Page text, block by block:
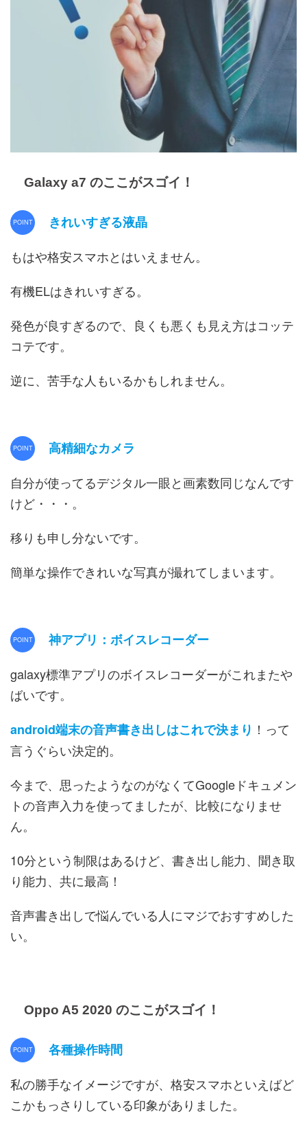
Galaxy a7 のここがスゴイ！
きれいすぎる液晶
もはや格安スマホとはいえません。
有機ELはきれいすぎる。
発色が良すぎるので、良くも悪くも見え方はコッテ
コテです。
逆に、苦手な人もいるかもしれません。
高精細なカメラ
自分が使ってるデジタル一眼と画素数同じなんです
けど・・・。
移りも申し分ないです。
簡単な操作できれいな写真が撮れてしまいます。
神アプリ：ボイスレコーダー
galaxy標準アプリのボイスレコーダーがこれまたや
ばいです。
android端末の音声書き出しはこれで決まり ！って
言うぐらい決定的。
今まで、思ったようなのがなくてGoogleドキュメン
トの音声入力を使ってましたが、比較になりませ
ん。
10分という制限はあるけど、書き出し能力、聞き取
り能力、共に最高！
音声書き出しで悩んでいる人にマジでおすすめした
い。
Oppo A5 2020 のここがスゴイ！
各種操作時間
私の勝手なイメージですが、格安スマホといえばど
こかもっさりしている印象がありました。